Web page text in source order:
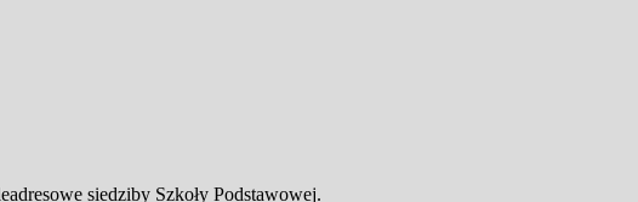
siedziby Szkoły Podstawowej.